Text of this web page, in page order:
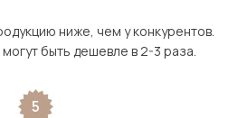
ниже, чем у конкурентов.
быть дешевле в 2-3 раза.
5